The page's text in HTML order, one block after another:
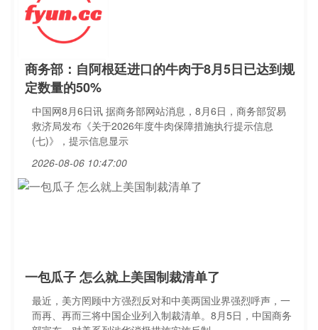
商务部：自阿根廷进口的牛肉于8月5日已达到规
定数量的50%
中国网8月6日讯 据商务部网站消息，8月6日，商务部贸易
救济局发布《关于2026年度牛肉保障措施执行提示信息
(七)》，提示信息显示
2026-08-06 10:47:00
一包瓜子 怎么就上美国制裁清单了
最近，美方罔顾中方强烈反对和中美两国业界强烈呼声，一
而再、再而三将中国企业列入制裁清单。8月5日，中国商务